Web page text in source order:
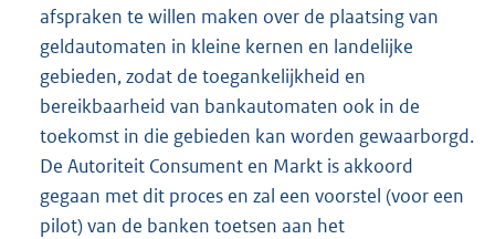
afspraken te willen maken over de plaatsing van
geldautomaten in kleine kernen en landelijke
gebieden, zodat de toegankelijkheid en
bereikbaarheid van bankautomaten ook in de
toekomst in die gebieden kan worden gewaarborgd.
De Autoriteit Consument en Markt is akkoord
gegaan met dit proces en zal een voorstel (voor een
pilot) van de banken toetsen aan het